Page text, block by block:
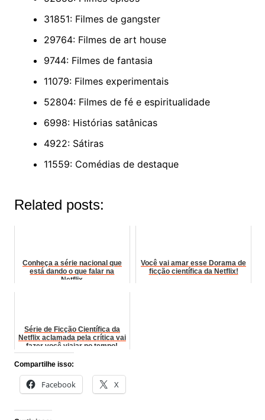
31851: Filmes de gangster
29764: Filmes de art house
9744: Filmes de fantasia
11079: Filmes experimentais
52804: Filmes de fé e espiritualidade
6998: Histórias satânicas
4922: Sátiras
11559: Comédias de destaque
Related posts:
Conheça a série nacional que
está dando o que falar na
Netflix
Você vai amar esse Dorama de
ficção científica da Netflix!
Série de Ficção Científica da
Netflix aclamada pela crítica vai
fazer você viajar no tempo!
Compartilhe isso:
Facebook X